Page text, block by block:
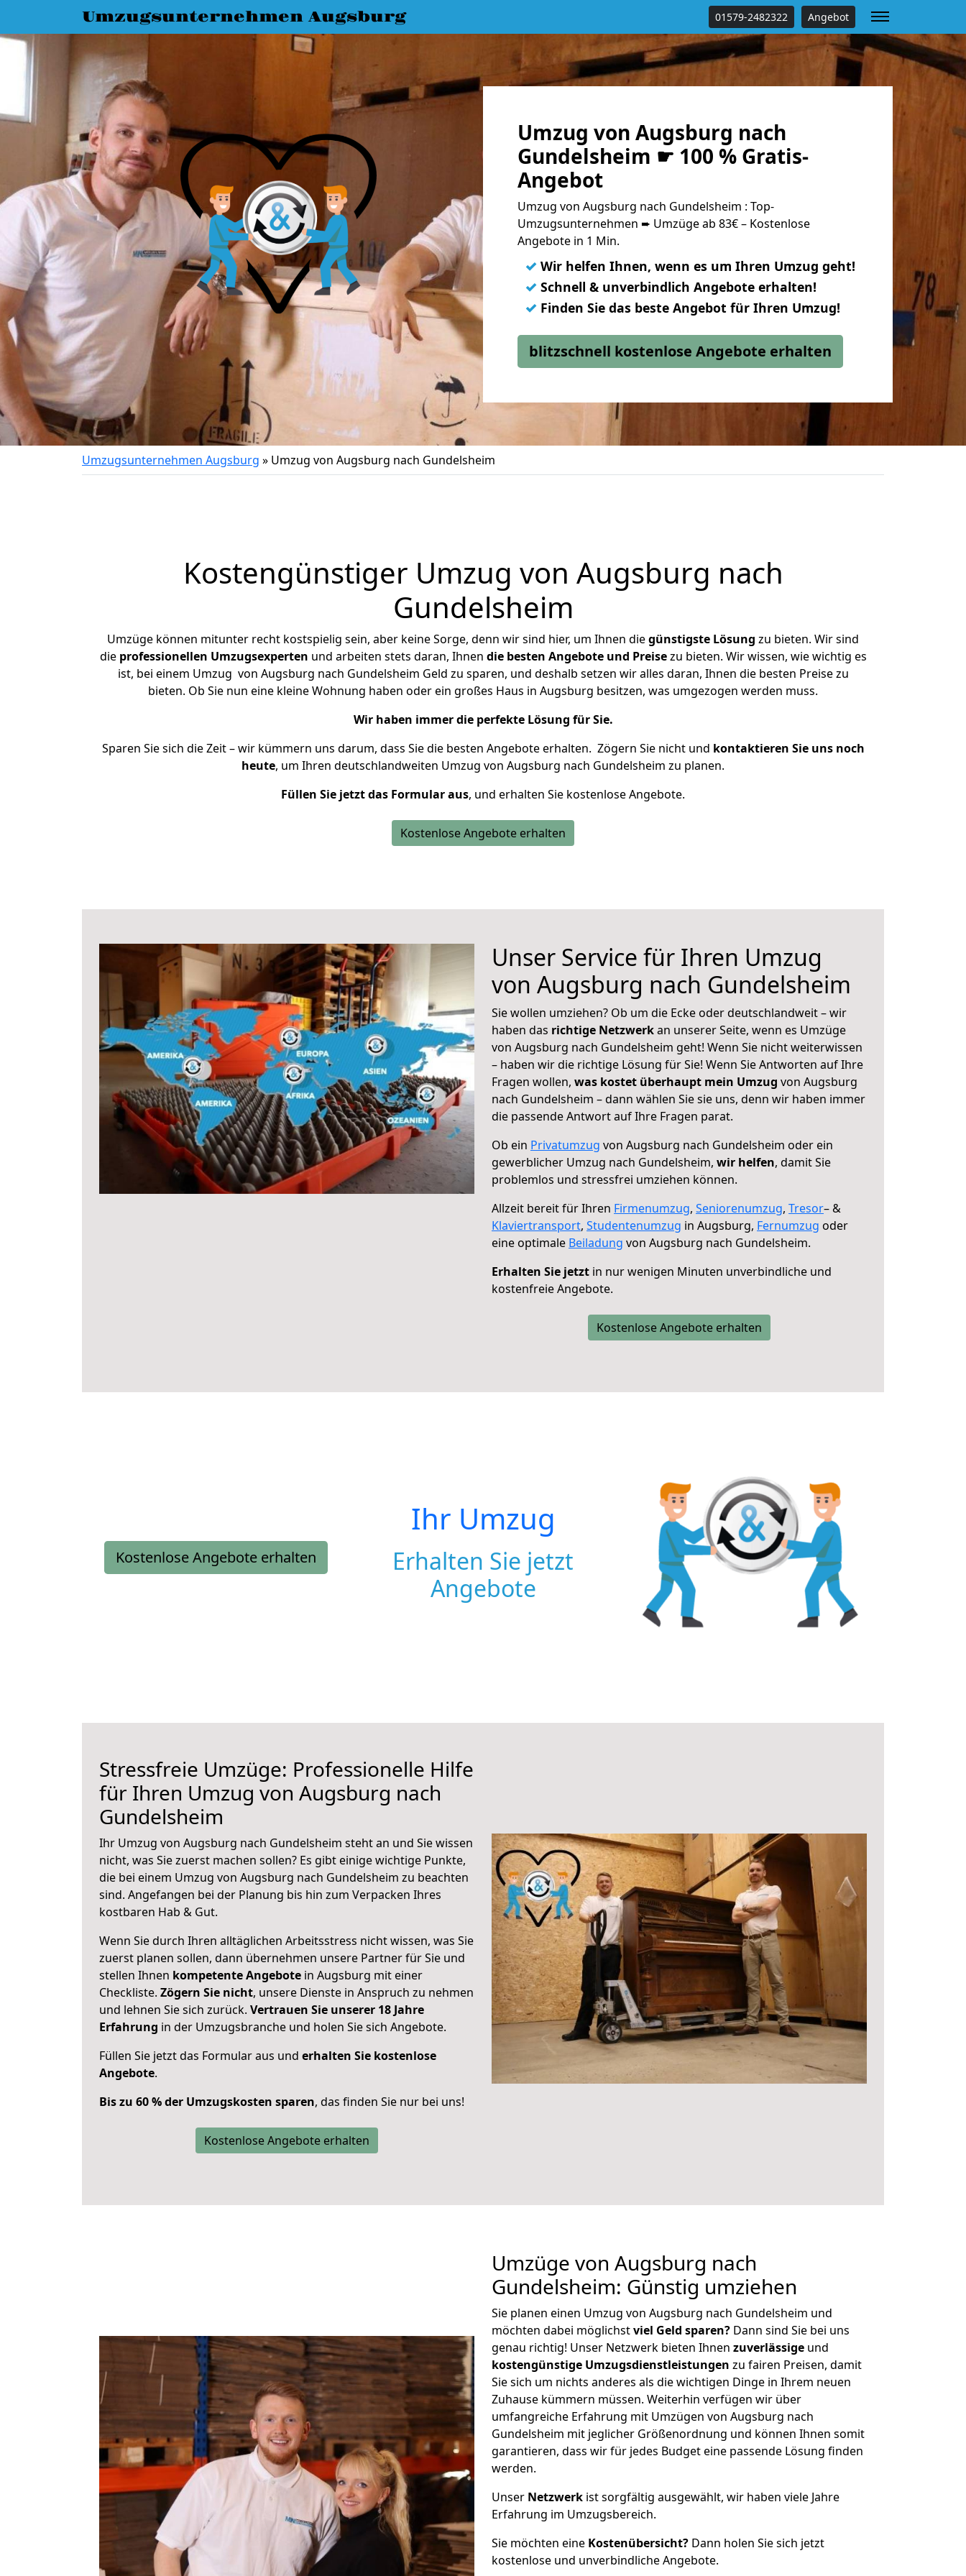
Umzugsunternehmen Augsburg 01579-2482322 Angebot
Umzug von Augsburg nach
Gundelsheim ☛ 100 % Gratis-
Angebot
Umzug von Augsburg nach Gundelsheim : Top-
Umzugsunternehmen ➨ Umzüge ab 83€ – Kostenlose
Angebote in 1 Min.
✓ Wir helfen Ihnen, wenn es um Ihren Umzug geht!
✓ Schnell & unverbindlich Angebote erhalten!
✓ Finden Sie das beste Angebot für Ihren Umzug!
blitzschnell kostenlose Angebote erhalten
Umzugsunternehmen Augsburg » Umzug von Augsburg nach Gundelsheim
Kostengünstiger Umzug von Augsburg nach
Gundelsheim
Umzüge können mitunter recht kostspielig sein, aber keine Sorge, denn wir sind hier, um Ihnen diegünstigste Lösung zu bieten. Wir sind
die professionellen Umzugsexperten und arbeiten stets daran, Ihnen die besten Angebote und Preisezu bieten. Wir wissen, wie wichtig es
ist, bei einem Umzug von Augsburg nach Gundelsheim Geld zu sparen, und deshalb setzen wir alles daran, Ihnen die besten Preise zu
bieten. Ob Sie nun eine kleine Wohnung haben oder ein großes Haus in Augsburg besitzen, was umgezogen werden muss.
Wir haben immer die perfekte Lösung für Sie.
Sparen Sie sich die Zeit – wir kümmern uns darum, dass Sie die besten Angebote erhalten. Zögern Sie nicht und kontaktieren Sie uns noch
heute, um Ihren deutschlandweiten Umzug von Augsburg nach Gundelsheim zu planen.
Füllen Sie jetzt das Formular aus, und erhalten Sie kostenlose Angebote.
Kostenlose Angebote erhalten
Unser Service für Ihren Umzug
von Augsburg nach Gundelsheim
Sie wollen umziehen? Ob um die Ecke oder deutschlandweit – wir
haben das richtige Netzwerkan unserer Seite, wenn es Umzüge
von Augsburg nach Gundelsheim geht! Wenn Sie nicht weiterwissen
– haben wir die richtige Lösung für Sie! Wenn Sie Antworten auf Ihre
Fragen wollen, was kostet überhaupt mein Umzug von Augsburg
nach Gundelsheim – dann wählen Sie sie uns, denn wir haben immer
die passende Antwort auf Ihre Fragen parat.
Ob ein Privatumzug von Augsburg nach Gundelsheim oder ein
gewerblicher Umzug nach Gundelsheim, wir helfen, damit Sie
problemlos und stressfrei umziehen können.
Allzeit bereit für Ihren Firmenumzug, Seniorenumzug, Tresor– &
Klaviertransport, Studentenumzug in Augsburg, Fernumzug oder
eine optimale Beiladung von Augsburg nach Gundelsheim.
Erhalten Sie jetzt in nur wenigen Minuten unverbindliche und
kostenfreie Angebote.
Kostenlose Angebote erhalten
Kostenlose Angebote erhalten
Ihr Umzug
Erhalten Sie jetzt
Angebote
Stressfreie Umzüge: Professionelle Hilfe
für Ihren Umzug von Augsburg nach
Gundelsheim
Ihr Umzug von Augsburg nach Gundelsheim steht an und Sie wissen
nicht, was Sie zuerst machen sollen? Es gibt einige wichtige Punkte,
die bei einem Umzug von Augsburg nach Gundelsheim zu beachten
sind. Angefangen bei der Planung bis hin zum Verpacken Ihres
kostbaren Hab & Gut.
Wenn Sie durch Ihren alltäglichen Arbeitsstress nicht wissen, was Sie
zuerst planen sollen, dann übernehmen unsere Partner für Sie und
stellen Ihnen kompetente Angebote in Augsburg mit einer
Checkliste. Zögern Sie nicht, unsere Dienste in Anspruch zu nehmen
und lehnen Sie sich zurück. Vertrauen Sie unserer 18 Jahre
Erfahrung in der Umzugsbranche und holen Sie sich Angebote.
Füllen Sie jetzt das Formular aus und erhalten Sie kostenlose
Angebote.
Bis zu 60 % der Umzugskosten sparen, das finden Sie nur bei uns!
Kostenlose Angebote erhalten
Umzüge von Augsburg nach
Gundelsheim: Günstig umziehen
Sie planen einen Umzug von Augsburg nach Gundelsheim und
möchten dabei möglichstviel Geld sparen? Dann sind Sie bei uns
genau richtig! Unser Netzwerk bieten Ihnen zuverlässige und
kostengünstige Umzugsdienstleistungen zu fairen Preisen, damit
Sie sich um nichts anderes als die wichtigen Dinge in Ihrem neuen
Zuhause kümmern müssen. Weiterhin verfügen wir über
umfangreiche Erfahrung mit Umzügen von Augsburg nach
Gundelsheim mit jeglicher Größenordnung und können Ihnen somit
garantieren, dass wir für jedes Budget eine passende Lösung finden
werden.
Unser Netzwerk ist sorgfältig ausgewählt, wir haben viele Jahre
Erfahrung im Umzugsbereich.
Sie möchten eine Kostenübersicht? Dann holen Sie sich jetzt
kostenlose und unverbindliche Angebote.